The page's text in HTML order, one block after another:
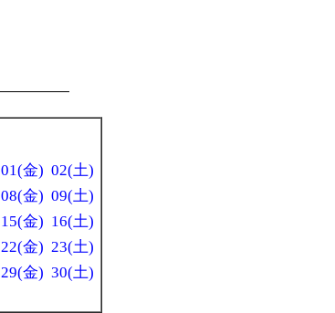
01(金) 02(土)
08(金) 09(土)
15(金) 16(土)
22(金) 23(土)
29(金) 30(土)